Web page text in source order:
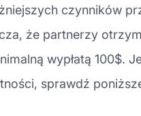
czynników
że partnerzy
wypłatą 100$.
sprawdź